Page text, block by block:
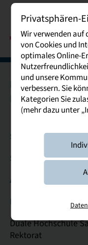
Bautzen
LeipzigRiesa
Studierende &
Service
Allgemein
Kontakt
Duale Hochschule
Rektorat
Privatsphären-
Wir verwenden auf
von Cookies und
optimales Online-
und unsere
verbessern. Sie
Kategorien Sie
(mehr dazu unter